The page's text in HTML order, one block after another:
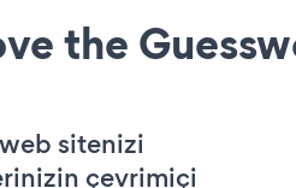
the
sitenizi
çevrimiçi